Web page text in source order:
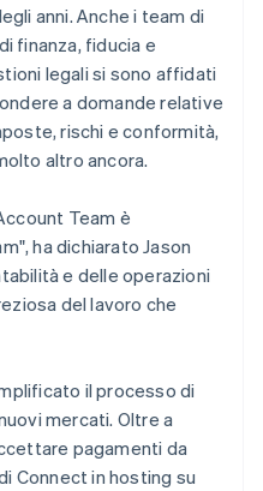
anni. Anche i team di
finanza, fiducia e
legali si sono affidati
a domande relative
rischi e conformità,
altro ancora.
Team è
ha dichiarato Jason
e delle operazioni
del lavoro che
il processo di
mercati. Oltre a
pagamenti da
Connect in hosting su